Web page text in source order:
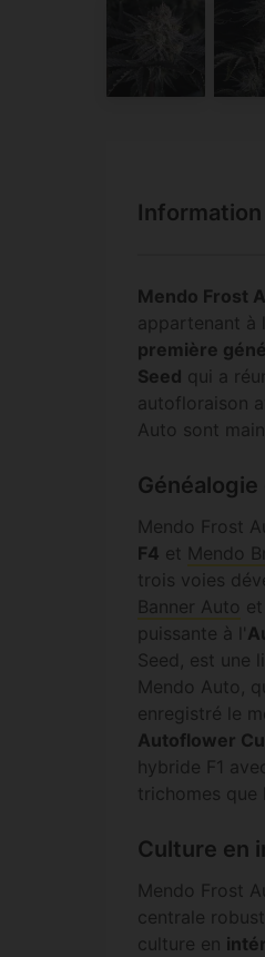
Mendo Frost
appartenant à
première
Seed qui a
autofloraison
Auto sont
Mendo Frost
F4 et Mendo
trois voies
Banner Auto et
puissante à l'
Seed, est une
Mendo Auto,
enregistré le
Autoflower
hybride F1
trichomes que
Culture en
Mendo Frost
centrale
culture en